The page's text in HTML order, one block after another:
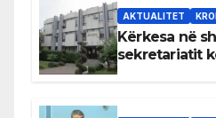
AKTUALITET
Kërkesa në
sekretariatit